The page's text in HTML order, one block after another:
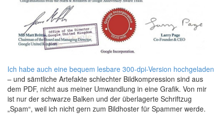
Ich habe auch eine bequem lesbare 300-dpi-Version hochgeladen
– und sämtliche Artefakte schlechter Bildkompression sind aus
dem PDF, nicht aus meiner Umwandlung in eine Grafik. Von mir
ist nur der schwarze Balken und der überlagerte Schriftzug
„Spam“, weil ich nicht gern zum Bildhoster für Spammer werde.